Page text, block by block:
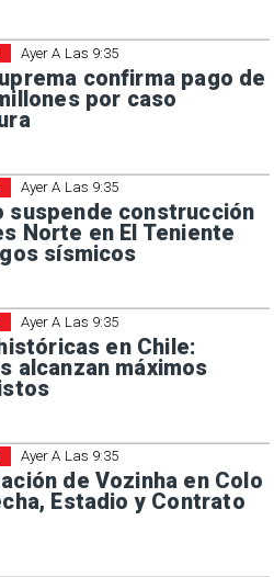
Ayer A Las 9:35
confirma pago de
por caso
Ayer A Las 9:35
suspende construcción
Norte en El Teniente
sísmicos
Ayer A Las 9:35
en Chile:
alcanzan máximos
Ayer A Las 9:35
de Vozinha en Colo
Estadio y Contrato